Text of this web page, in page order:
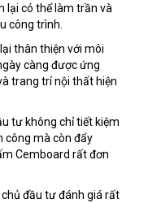
lại có thể làm trần và
công trình.
thân thiện với môi
càng được ứng
trang trí nội thất hiện
tư không chỉ tiết kiệm
công mà còn đẩy
Cemboard rất đơn
đầu tư đánh giá rất